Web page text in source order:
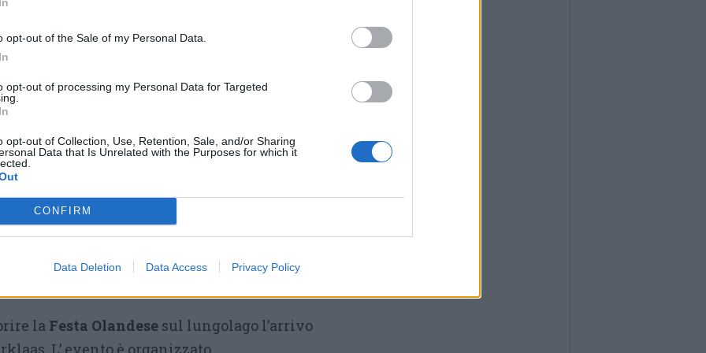
opt-out of the Sale of my Personal Data.
opt-out of processing my Personal Data for Targeted
opt-out of Collection, Use, Retention, Sale, and/or Sharing
Data that Is Unrelated with the Purposes for which it
CONFIRM
Data Deletion Data Access Privacy Policy
Camp Insubriparks
sabato al Parco della
dai 6 e 13 anni e le loro famiglie. Una
avventura e vita in natura, dalla
del fuoco – Come partecipare
del Parco Pineta domenica pomeriggio
un viaggioalla scoperta di nebulose e
al 6 gennaio, per tutte le domeniche,
Monte. Di volta in volta, grandi e piccini,
diverso del Borgo e trascorrere il
la Festa Olandese sul lungolago l’arrivo
L’ evento è organizzato